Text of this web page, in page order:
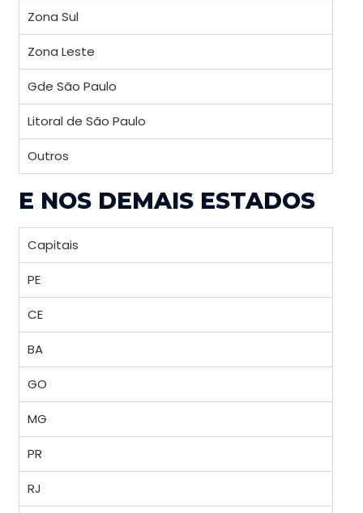
Zona Sul
Zona Leste
Gde São Paulo
Litoral de São Paulo
Outros
E NOS DEMAIS ESTADOS
Capitais
PE
CE
BA
GO
MG
PR
RJ